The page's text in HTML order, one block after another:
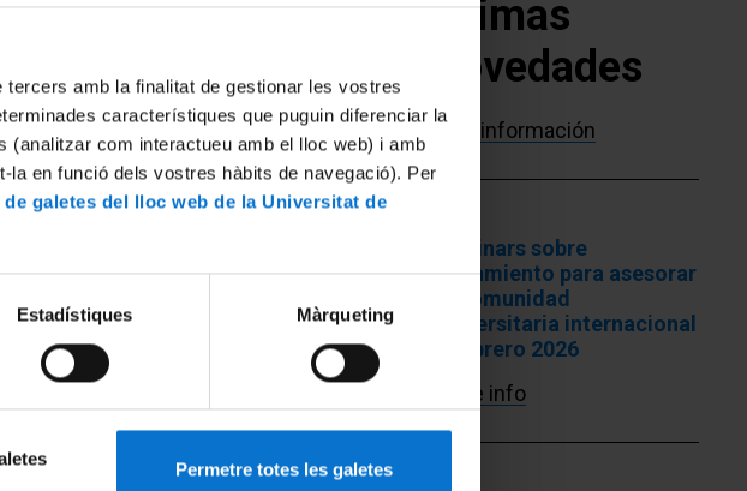
amb la finalitat de gestionar les vostres
característiques que puguin diferenciar la
(analitzar com interactueu amb el lloc web) i amb
la en funció dels vostres hàbits de navegació). Per
galetes del lloc web de la Universitat de
Estadístiques Màrqueting
Permetre totes les galetes
at our institution and to get to
Útimas
novedades
Más información
Webinars sobre
alojamiento para asesorar
la comunidad
universitaria internacional
- Febrero 2026
More info